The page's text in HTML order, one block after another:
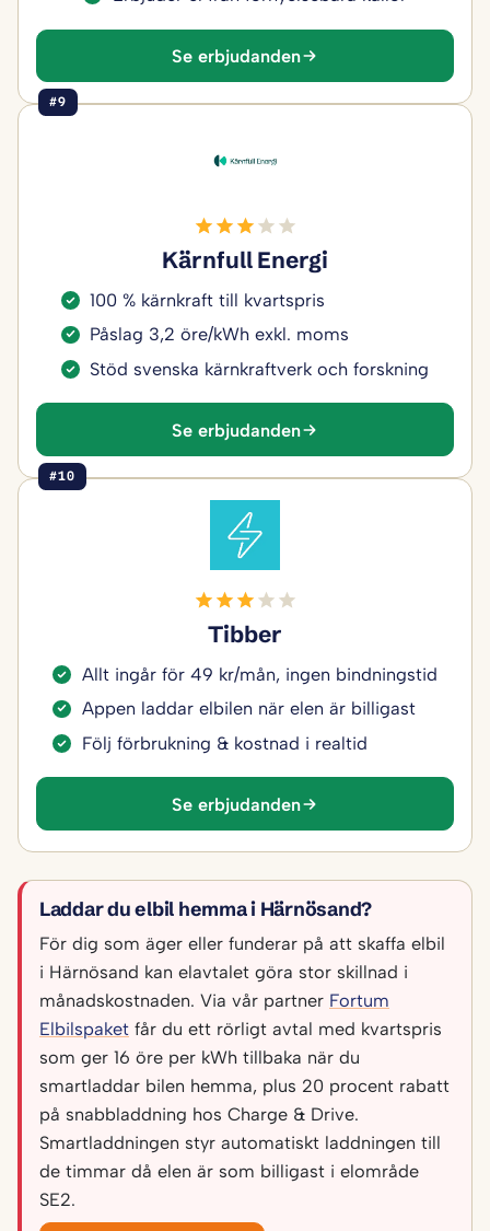
Se erbjudanden
#9
Kärnfull Energi
100 % kärnkraft till kvartspris
Påslag 3,2 öre/kWh exkl. moms
Stöd svenska kärnkraftverk och forskning
Se erbjudanden
#10
Tibber
Allt ingår för 49 kr/mån, ingen bindningstid
Appen laddar elbilen när elen är billigast
Följ förbrukning & kostnad i realtid
Se erbjudanden
Laddar du elbil hemma i Härnösand?
För dig som äger eller funderar på att skaffa elbil
i Härnösand kan elavtalet göra stor skillnad i
månadskostnaden. Via vår partner Fortum
Elbilspaket får du ett rörligt avtal med kvartspris
som ger 16 öre per kWh tillbaka när du
smartladdar bilen hemma, plus 20 procent rabatt
på snabbladdning hos Charge & Drive.
Smartladdningen styr automatiskt laddningen till
de timmar då elen är som billigast i elområde
SE2.